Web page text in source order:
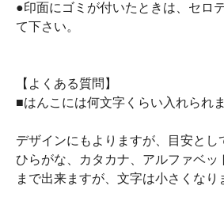
●印面にゴミが付いたときは、セロ
て下さい。
【よくある質問】
■はんこには何文字くらい入れられ
デザインにもよりますが、目安とし
ひらがな、カタカナ、アルファベッ
まで出来ますが、文字は小さくなり